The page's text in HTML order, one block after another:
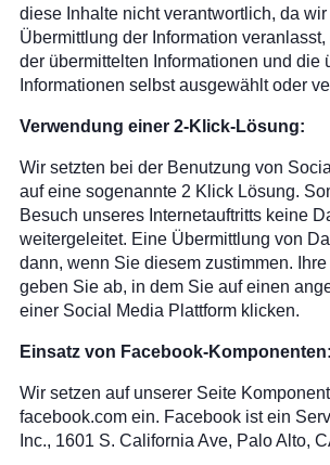
diese Inhalte nicht verantwortlich, da
Übermittlung der Information
der übermittelten Informationen und die
Informationen selbst ausgewählt oder
Verwendung einer 2-Klick-Lösung:
Wir setzten bei der Benutzung von
auf eine sogenannte 2 Klick Lösung.
Besuch unseres Internetauftritts keine
weitergeleitet. Eine Übermittlung von
dann, wenn Sie diesem zustimmen.
geben Sie ab, in dem Sie auf einen
einer Social Media Plattform klicken.
Einsatz von Facebook-Komponenten:
Wir setzen auf unserer Seite
facebook.com ein. Facebook ist ein
Inc., 1601 S. California Ave, Palo Alto,